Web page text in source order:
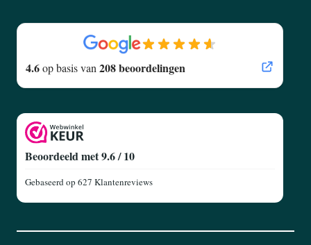
4.6op basis van 208 beoordelingen
Beoordeeld met 9.6 / 10
Gebaseerd op 627 Klantenreviews